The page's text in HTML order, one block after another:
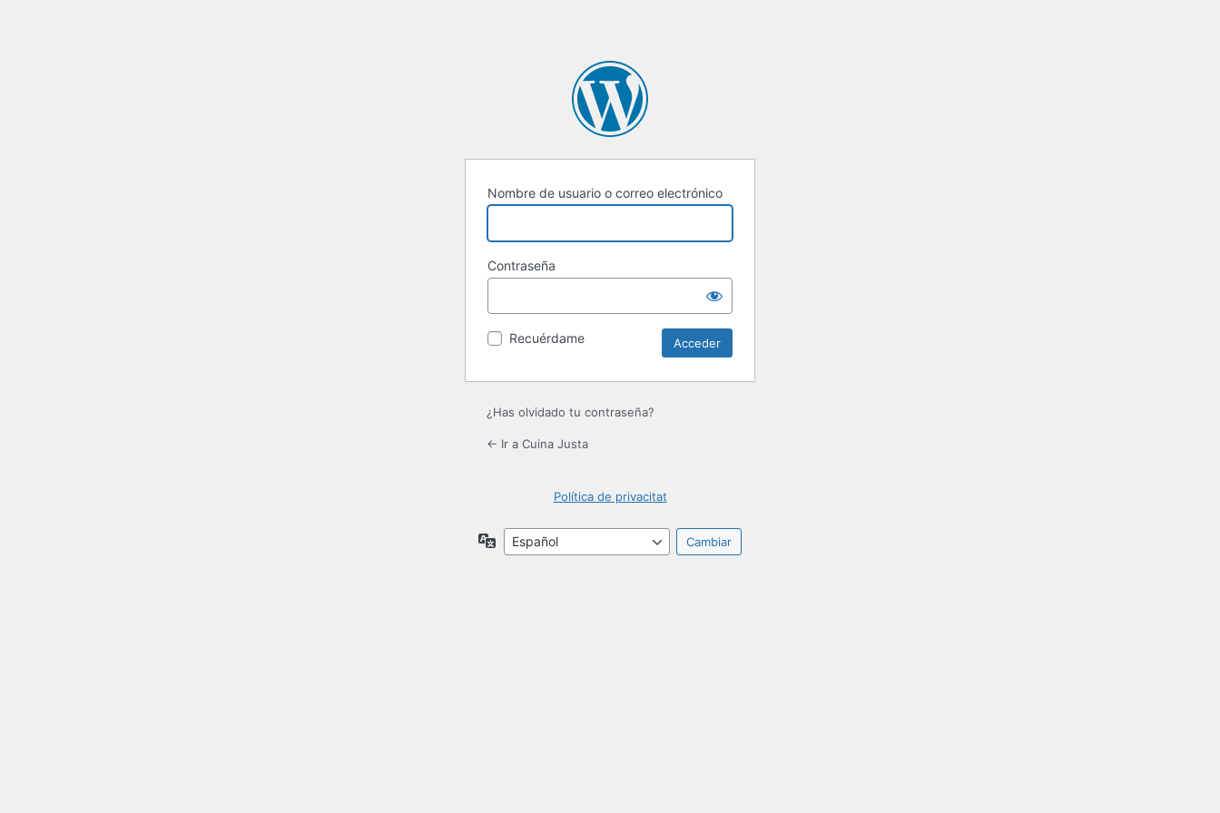
Nombre de usuario o correo electrónico
Contraseña
Recuérdame
¿Has olvidado tu contraseña?
← Ir a Cuina Justa
Política de privacitat
Idioma